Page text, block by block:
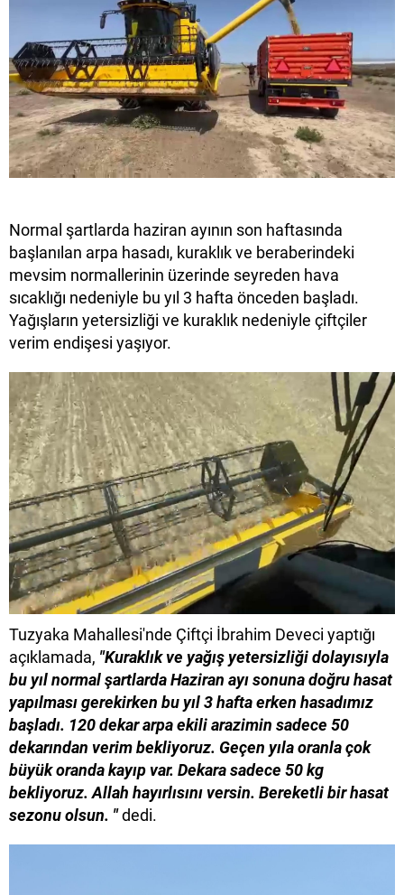
Normal şartlarda haziran ayının son haftasında
başlanılan arpa hasadı, kuraklık ve beraberindeki
mevsim normallerinin üzerinde seyreden hava
sıcaklığı nedeniyle bu yıl 3 hafta önceden başladı.
Yağışların yetersizliği ve kuraklık nedeniyle çiftçiler
verim endişesi yaşıyor.
Tuzyaka Mahallesi'nde Çiftçi İbrahim Deveci yaptığı
açıklamada, "Kuraklık ve yağış yetersizliği dolayısıyla
bu yıl normal şartlarda Haziran ayı sonuna doğru hasat
yapılması gerekirken bu yıl 3 hafta erken hasadımız
başladı. 120 dekar arpa ekili arazimin sadece 50
dekarından verim bekliyoruz. Geçen yıla oranla çok
büyük oranda kayıp var. Dekara sadece 50 kg
bekliyoruz. Allah hayırlısını versin. Bereketli bir hasat
sezonu olsun. "dedi.